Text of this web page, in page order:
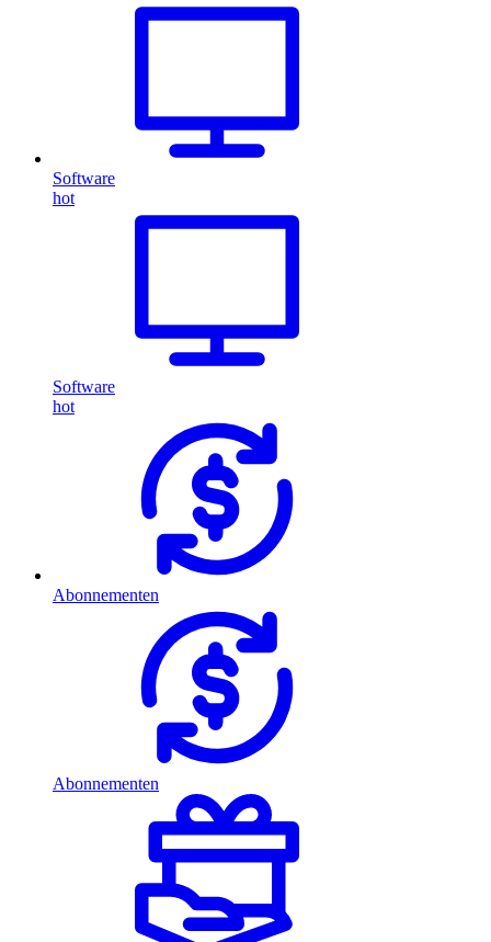
Software
hot
Software
hot
Abonnementen
Abonnementen